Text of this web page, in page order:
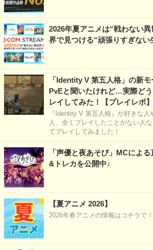
2026年夏アニメは“戦わない
界で見つける“頑張りすぎない
「Identity V 第五人格」の新
PvEと聞いたけれど…実際ど
レイしてみた！【プレイレポ】
『Identity V 第五人格』が好きな
人、全くプレイしたことがない人
てプレイしてみました！
「声優と夜あそび」MCによ
&トレカを公開中♪
【夏アニメ 2026】
2026年春アニメの情報はコチラで！